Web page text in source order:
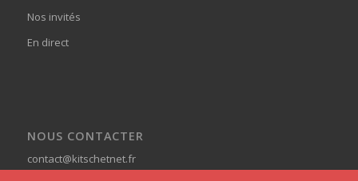
Nos invités
En direct
NOUS CONTACTER
contact@kitschetnet.fr